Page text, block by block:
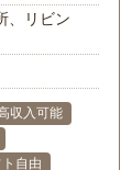
、リビン
収入可能
自由